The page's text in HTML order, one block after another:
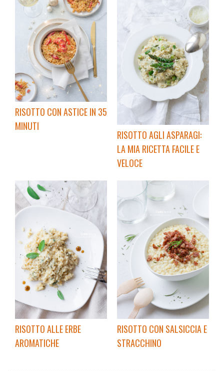
RISOTTO CON ASTICE IN 35
MINUTI
RISOTTO AGLI ASPARAGI:
LA MIA RICETTA FACILE E
VELOCE
RISOTTO ALLE ERBE
AROMATICHE
RISOTTO CON SALSICCIA E
STRACCHINO